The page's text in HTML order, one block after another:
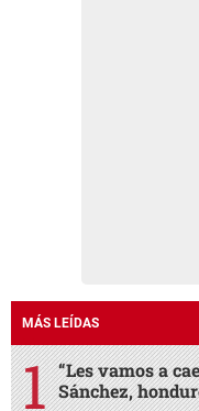
MÁS LEÍDAS
“Les vamos a
Sánchez,